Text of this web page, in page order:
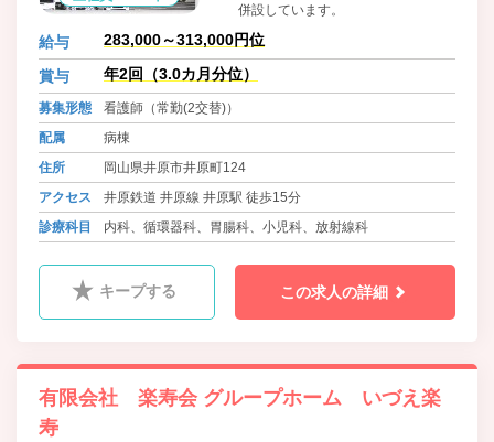
併設しています。
給与 283,000～313,000円位
賞与 年2回（3.0カ月分位）
募集形態
看護師（常勤(2交替)）
配属
病棟
住所
岡山県井原市井原町124
アクセス
井原鉄道 井原線 井原駅 徒歩15分
診療科目
内科、循環器科、胃腸科、小児科、放射線科
キープする この求人の詳細
有限会社 楽寿会 グループホーム いづえ楽
寿